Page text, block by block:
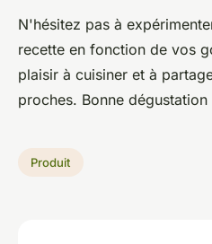
N'hésitez pas à
recette en fonction de vos
plaisir à cuisiner et à
proches. Bonne dégustation
Produit